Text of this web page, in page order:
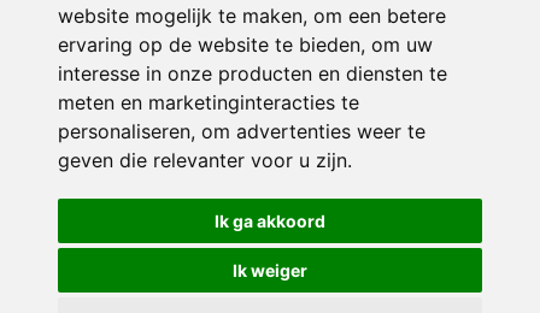
website mogelijk te maken, om een betere
ervaring op de website te bieden, om uw
interesse in onze producten en diensten te
meten en marketinginteracties te
personaliseren, om advertenties weer te
geven die relevanter voor u zijn.
Ik ga akkoord
Ik weiger
© 2026 Avonturijn | Alle rechten voorbehouden
Privacy policy|Disclaimer| Klachtenregeling|RSIN en Anbi
voorkeuren
Crealisatie The MindOffice